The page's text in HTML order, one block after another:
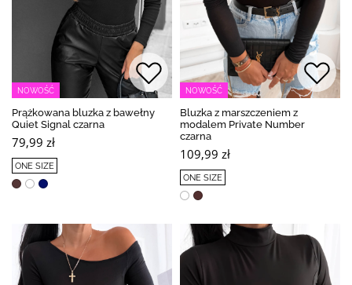
NOWOŚĆ
Prążkowana bluzka z bawełny
Quiet Signal czarna
79,99 zł
ONE SIZE
NOWOŚĆ
Bluzka z marszczeniem z
modalem Private Number
czarna
109,99 zł
ONE SIZE